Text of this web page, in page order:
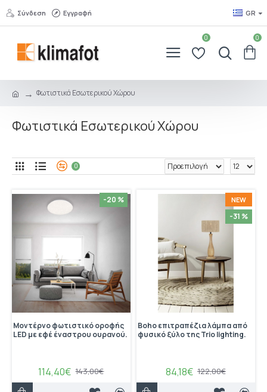
Σύνδεση Εγγραφή GR
0 0
Φωτιστικά Εσωτερικού Χώρου
Φωτιστικά Εσωτερικού Χώρου
0
-20 %
Μοντέρνο φωτιστικό οροφής
LED με εφέ έναστρου ουρανού.
114,40€ 143,00€
NEW
-31 %
Boho επιτραπέζια λάμπα από
φυσικό ξύλο της Trio lighting.
84,18€ 122,00€